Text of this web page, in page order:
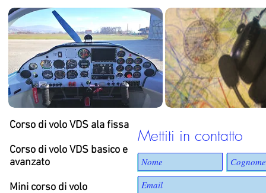
Mettiti in contatto
Corso di volo VDS ala fissa
Corso di volo VDS basico e
avanzato
Mini corso di volo